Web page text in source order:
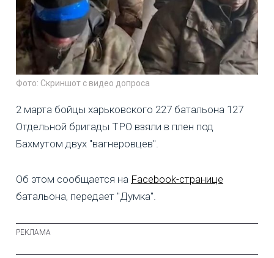
Фото: Скриншот с видео допроса
2 марта бойцы харьковского 227 батальона 127
Отдельной бригады ТРО взяли в плен под
Бахмутом двух "вагнеровцев".
Об этом сообщается на Facebook-странице
батальона, передает "Думка".